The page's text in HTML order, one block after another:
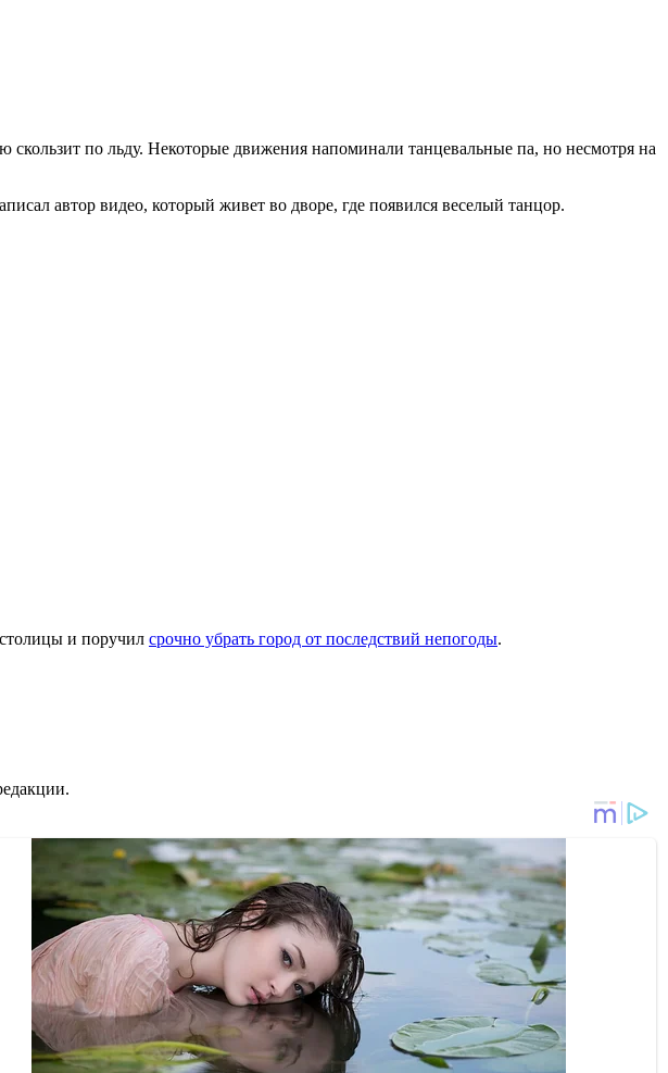
по льду. Некоторые движения напоминали танцевальные па, но несмотря на
автор видео, который живет во дворе, где появился веселый танцор.
и поручил срочно убрать город от последствий непогоды.